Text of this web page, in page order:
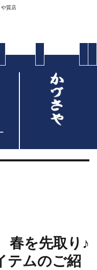
質店
春を先取り♪
テムのご紹